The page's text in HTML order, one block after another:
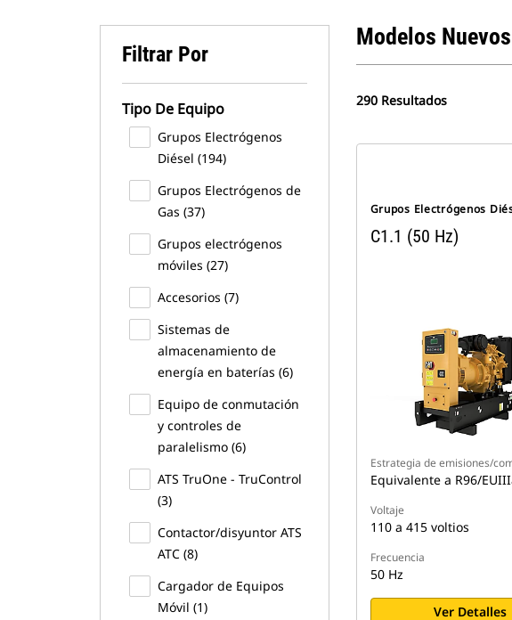
Filtrar Por
Tipo De Equipo
Grupos Electrógenos
Diésel (194)
Grupos Electrógenos de
Gas (37)
Grupos electrógenos
móviles (27)
Accesorios (7)
Sistemas de
almacenamiento de
energía en baterías (6)
Equipo de conmutación
y controles de
paralelismo (6)
ATS TruOne - TruControl
(3)
Contactor/disyuntor ATS
ATC (8)
Cargador de Equipos
Móvil (1)
Modelos Nuevos
290 Resultados
Grupos Electrógenos
C1.1 (50 Hz)
Estrategia de emisiones/
Equivalente a R96/
Voltaje
110 a 415 voltios
Frecuencia
50 Hz
Ver Detalles